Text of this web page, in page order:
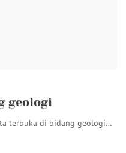
geologi
terbuka di bidang geologi…